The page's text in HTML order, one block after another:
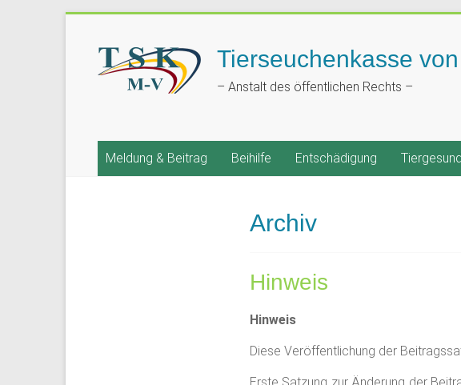
Tierseuchenkasse
– Anstalt des öffentlichen Rechts –
Meldung & Beitrag Beihilfe Entschädigung
Archiv
Hinweis
Hinweis
Diese Veröffentlichung der